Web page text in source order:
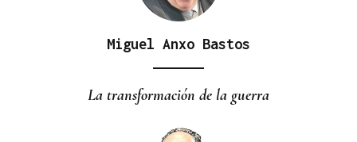
iluminó La Habana
Miguel Anxo Bastos
La transformación de la guerra